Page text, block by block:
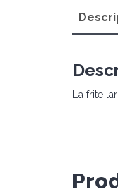
La frite